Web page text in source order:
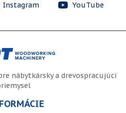
Instagram YouTube
nábytkársky a drevospracujúci